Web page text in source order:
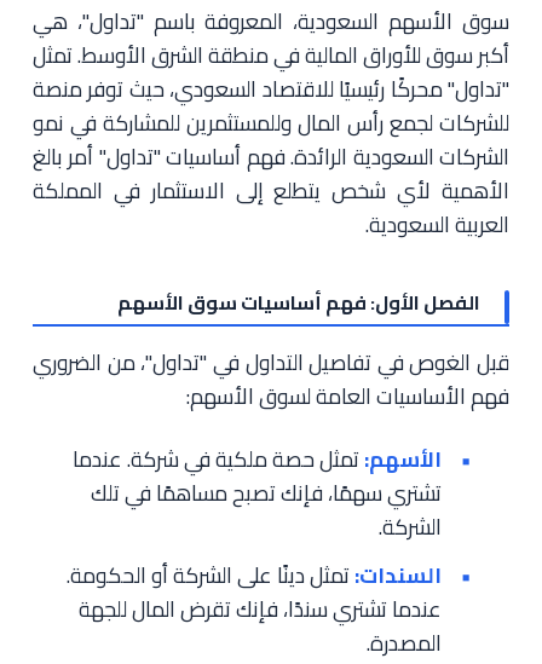
سوق الأسهم السعودية، المعروفة باسم "تداول"، هي
أكبر سوق للأوراق المالية في منطقة الشرق الأوسط. تمثل
"تداول" محركًا رئيسيًا للاقتصاد السعودي، حيث توفر منصة
للشركات لجمع رأس المال وللمستثمرين للمشاركة في نمو
الشركات السعودية الرائدة. فهم أساسيات "تداول" أمر بالغ
الأهمية لأي شخص يتطلع إلى الاستثمار في المملكة
العربية السعودية.
الفصل الأول: فهم أساسيات سوق الأسهم
قبل الغوص في تفاصيل التداول في "تداول"، من الضروري
فهم الأساسيات العامة لسوق الأسهم:
الأسهم:تمثل حصة ملكية في شركة. عندما
تشتري سهمًا، فإنك تصبح مساهمًا في تلك
الشركة.
السندات:تمثل دينًا على الشركة أو الحكومة.
عندما تشتري سندًا، فإنك تقرض المال للجهة
المصدرة.